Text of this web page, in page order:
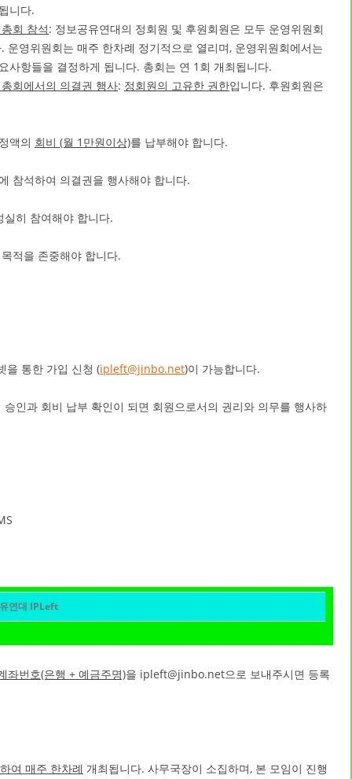
니다.
회 참석: 정보공유연대의 정회원 및 후원회원은 모두 운영위원회
운영위원회는 매주 한차례 정기적으로 열리며, 운영위원회에서는
사항들을 결정하게 됩니다. 총회는 연 1회 개최됩니다.
회에서의 의결권 행사: 정회원의 고유한 권한입니다. 후원회원은
액의 회비 (월 1만원이상)를 납부해야 합니다.
참석하여 의결권을 행사해야 합니다.
히 참여해야 합니다.
적을 존중해야 합니다.
을 통한 가입 신청 (ipleft@jinbo.net)이 가능합니다.
인과 회비 납부 확인이 되면 회원으로서의 권리와 의무를 행사하
연대 IPLeft
좌번호(은행 + 예금주명)을 ipleft@jinbo.net으로 보내주시면 등록
여 매주 한차례 개최됩니다. 사무국장이 소집하며, 본 모임이 진행